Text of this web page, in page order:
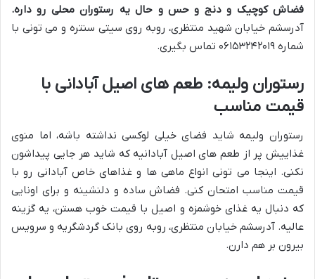
فضاش کوچیک و دنج و حس و حال یه رستوران محلی رو داره.
آدرسشم خیابان شهید منتظری، روبه روی سیتی سنتره و می تونی با
شماره ۰۶۱۵۳۲۴۲۰۱۹ تماس بگیری.
رستوران ولیمه: طعم های اصیل آبادانی با
قیمت مناسب
رستوران ولیمه شاید فضای خیلی لوکسی نداشته باشه، اما منوی
غذاییش پر از طعم های اصیل آبادانیه که شاید هر جایی پیداشون
نکنی. اینجا می تونی انواع ماهی ها و غذاهای خاص آبادانی رو با
قیمت مناسب امتحان کنی. فضاش ساده و دلنشینه و برای اونایی
که دنبال یه غذای خوشمزه و اصیل با قیمت خوب هستن، یه گزینه
عالیه. آدرسشم خیابان منتظری، روبه روی بانک گردشگریه و سرویس
بیرون بر هم دارن.